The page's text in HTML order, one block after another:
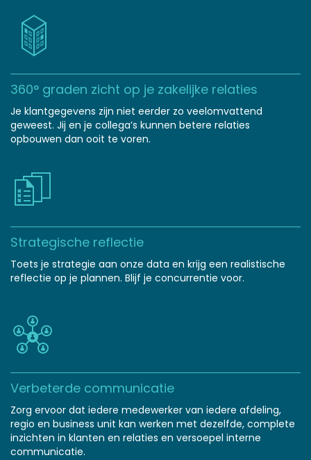
360° graden zicht op je zakelijke relaties
Je klantgegevens zijn niet eerder zo veelomvattend
geweest. Jij en je collega’s kunnen betere relaties
opbouwen dan ooit te voren.
Strategische reflectie
Toets je strategie aan onze data en krijg een realistische
reflectie op je plannen. Blijf je concurrentie voor.
Verbeterde communicatie
Zorg ervoor dat iedere medewerker van iedere afdeling,
regio en business unit kan werken met dezelfde, complete
inzichten in klanten en relaties en versoepel interne
communicatie.